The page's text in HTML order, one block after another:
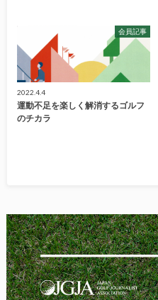
会員記事
2022.4.4
運動不足を楽しく解消するゴルフ
のチカラ